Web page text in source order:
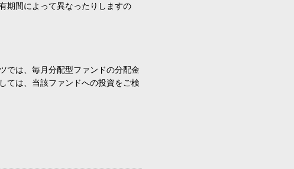
期間によって異なったりしますの
では、毎月分配型ファンドの分配金
ては、当該ファンドへの投資をご検